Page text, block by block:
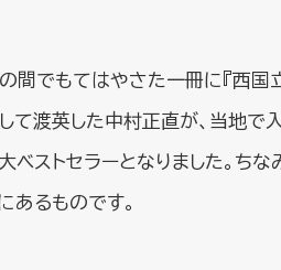
間でもてはやさた一冊に『西国
て渡英した中村正直が、当地
ベストセラーとなりました。ちな
あるものです。